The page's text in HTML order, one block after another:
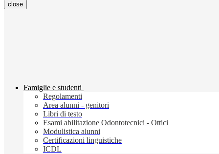
close
Famiglie e studenti
Regolamenti
Area alunni - genitori
Libri di testo
Esami abilitazione Odontotecnici - Ottici
Modulistica alunni
Certificazioni linguistiche
ICDL